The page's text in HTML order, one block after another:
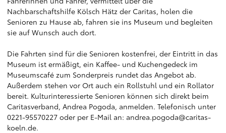
Nachbarschaftshilfe Kölsch Hätz der Caritas, holen die
Senioren zu Hause ab, fahren sie ins Museum und begleiten
sie auf Wunsch auch dort.
Die Fahrten sind für die Senioren kostenfrei, der Eintritt in das
Museum ist ermäßigt, ein Kaffee- und Kuchengedeck im
Museumscafé zum Sonderpreis rundet das Angebot ab.
Außerdem stehen vor Ort auch ein Rollstuhl und ein Rollator
bereit. Kulturinteressierte Senioren können sich direkt beim
Caritasverband, Andrea Pogoda, anmelden. Telefonisch unter
0221-95570227 oder per E-Mail an: andrea.pogoda@caritas-
koeln.de.